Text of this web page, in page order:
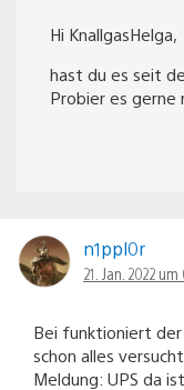
Hi KnallgasHelga,
hast du es seit
Probier es gerne
n1ppl0r
21. Jan. 2022 um
Bei funktioniert der
schon alles
Meldung: UPS da